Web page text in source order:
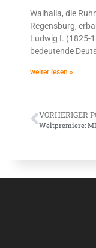
Walhalla, die
Regensburg,
Ludwig I. (1825-
bedeutende
weiter lesen »
VORHERIGER